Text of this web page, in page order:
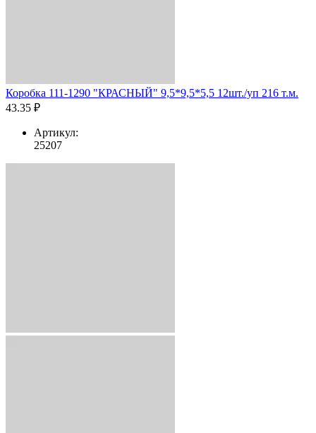
Коробка 111-1290 "КРАСНЫЙ" 9,5*9,5*5,5 12шт./уп 216 т.м.
43.35 ₽
Артикул:
25207